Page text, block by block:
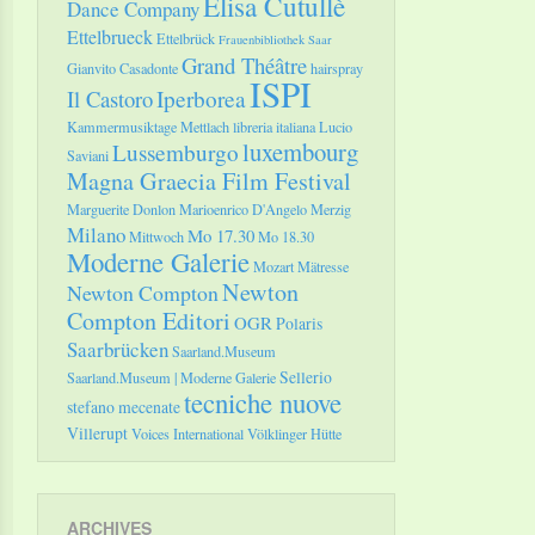
Dance Company
EttelbrueckEttelbrück Frauenbibliothek Saar
Gianvito CasadonteGrand Théâtrehairspray
Il CastoroIperboreaISPI
Kammermusiktage Mettlachlibreria italianaLucio
SavianiLussemburgoluxembourg
Magna Graecia Film Festival
Marguerite DonlonMarioenrico D'AngeloMerzig
MilanoMittwochMo 17.30Mo 18.30
Moderne GalerieMozartMätresse
Newton ComptonNewton
Compton Editori OGRPolaris
SaarbrückenSaarland.Museum
Saarland.Museum | Moderne GalerieSellerio
stefano mecenatetecniche nuove
VilleruptVoices InternationalVölklinger Hütte
ARCHIVES